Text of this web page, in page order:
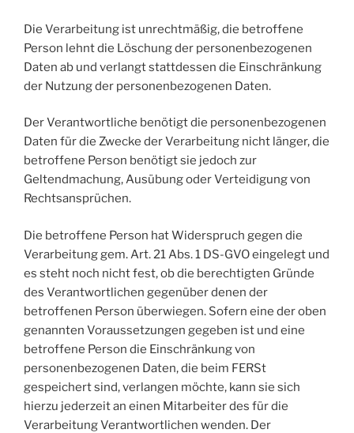
Die Verarbeitung ist unrechtmäßig, die betroffene
Person lehnt die Löschung der personenbezogenen
Daten ab und verlangt stattdessen die Einschränkung
der Nutzung der personenbezogenen Daten.
Der Verantwortliche benötigt die personenbezogenen
Daten für die Zwecke der Verarbeitung nicht länger, die
betroffene Person benötigt sie jedoch zur
Geltendmachung, Ausübung oder Verteidigung von
Rechtsansprüchen.
Die betroffene Person hat Widerspruch gegen die
Verarbeitung gem. Art. 21 Abs. 1 DS-GVO eingelegt und
es steht noch nicht fest, ob die berechtigten Gründe
des Verantwortlichen gegenüber denen der
betroffenen Person überwiegen. Sofern eine der oben
genannten Voraussetzungen gegeben ist und eine
betroffene Person die Einschränkung von
personenbezogenen Daten, die beim FERSt
gespeichert sind, verlangen möchte, kann sie sich
hierzu jederzeit an einen Mitarbeiter des für die
Verarbeitung Verantwortlichen wenden. Der